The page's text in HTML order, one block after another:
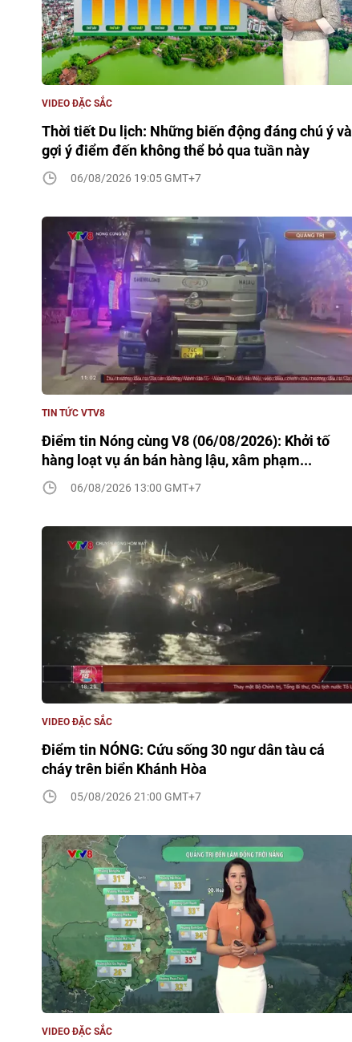
Thời tiết Du lịch: Những biến động đáng chú ý và
gợi ý điểm đến không thể bỏ qua tuần này
VIDEO ĐẶC SẮC
06/08/2026 19:05 GMT+7
Điểm tin Nóng cùng V8 (06/08/2026): Khởi tố
hàng loạt vụ án bán hàng lậu, xâm phạm...
TIN TỨC VTV8
06/08/2026 13:00 GMT+7
Điểm tin NÓNG: Cứu sống 30 ngư dân tàu cá
cháy trên biển Khánh Hòa
VIDEO ĐẶC SẮC
05/08/2026 21:00 GMT+7
VIDEO ĐẶC SẮC